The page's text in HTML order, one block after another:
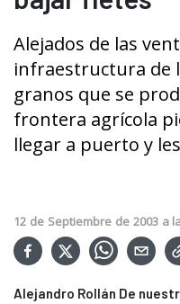
Alejados de las
infraestructura de
granos que se
frontera agrícola
llegar a puerto y
12 de Septiembre de 2003 a
Alejandro Rollán De